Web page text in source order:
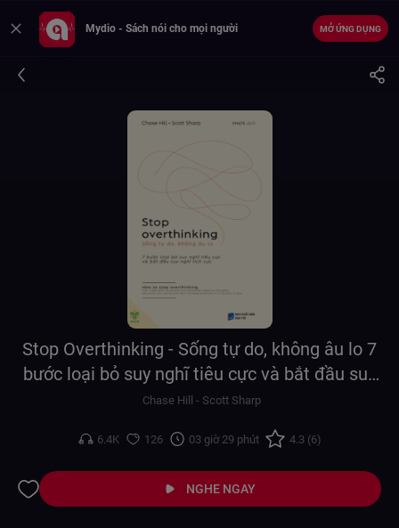
Mydio - Sách nói cho mọi người MỞ ỨNG DỤNG
Stop Overthinking - Sống tự do, không âu lo 7
bước loại bỏ suy nghĩ tiêu cực và bắt đầu suy
nghĩ tích cực
Chase Hill - Scott Sharp
6.4K 126 03 giờ 29 phút 4.3 (6)
NGHE NGAY